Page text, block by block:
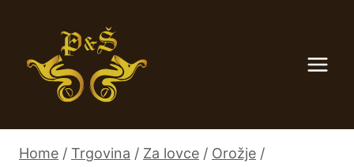
Home / Trgovina / Za lovce / Orožje /